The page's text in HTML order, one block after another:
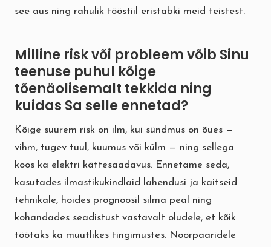
see aus ning rahulik tööstiil eristabki meid teistest.
Milline risk või probleem võib Sinu
teenuse puhul kõige
tõenäolisemalt tekkida ning
kuidas Sa selle ennetad?
Kõige suurem risk on ilm, kui sündmus on õues —
vihm, tugev tuul, kuumus või külm — ning sellega
koos ka elektri kättesaadavus. Ennetame seda,
kasutades ilmastikukindlaid lahendusi ja kaitseid
tehnikale, hoides prognoosil silma peal ning
kohandades seadistust vastavalt oludele, et kõik
töötaks ka muutlikes tingimustes. Noorpaaridele